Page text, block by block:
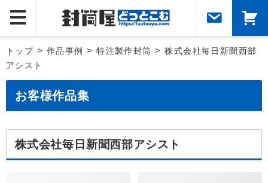
トップ > 作品事例 >特注製作封筒 >株式会社毎日新聞西部
アシスト
お客様作品集
株式会社毎日新聞西部アシスト